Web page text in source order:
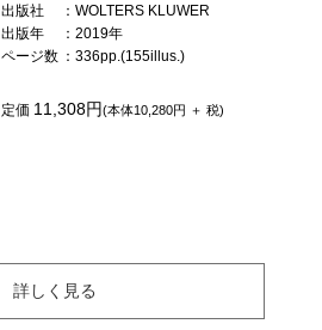
出版社
：WOLTERS KLUWER
出版年
：2019年
ページ数 ：336pp.(155illus.)
定価 11,308円(本体10,280円 ＋ 税)
詳しく見る